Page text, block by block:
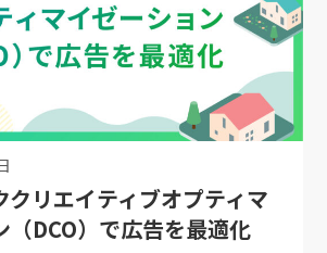
クリエイティブオプティマ
（DCO）で広告を最適化